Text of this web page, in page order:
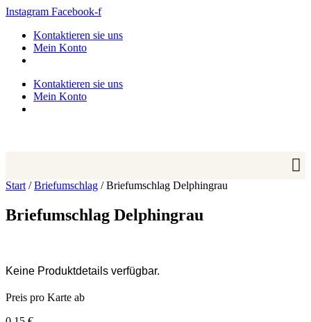
Zum
springen
Instagram Facebook-f
Kontaktieren sie uns
Mein Konto
Kontaktieren sie uns
Mein Konto
Start /Briefumschlag / Briefumschlag Delphingrau
Briefumschlag Delphingrau
Keine Produktdetails verfügbar.
Preis pro Karte ab